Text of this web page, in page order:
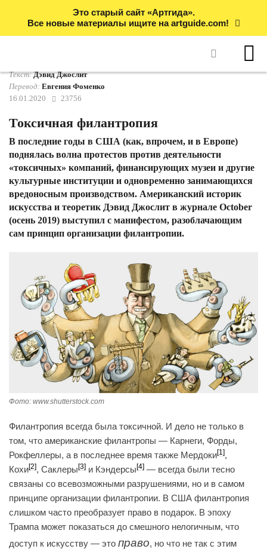
Это старый сайт «Артгида».
Все новые материалы ищите на artguide.com!
Текст:Дэвид Джослит
Перевод: Евгения Фоменко
16.01.2020
23756
Токсичная филантропия
В последние годы в США (как, впрочем, и в Европе)
поднялась волна протестов против деятельности
«токсичных» компаний, финансирующих музеи и другие
культурные институции и одновременно занимающихся
вредоносным производством. Американский историк
искусства и теоретик Дэвид Джослит в журнале October
(осень 2019) выступил с манифестом, разоблачающим
сам принцип организации филантропии.
Фото: www.shutterstock.com
Филантропия всегда была токсичной. И дело не только в
том, что американские филантропы — Карнеги, Форды,
Рокфеллеры, а в последнее время также Мердоки[1],
Кохи[2], Саклеры[3] и Кэндерсы[4] — всегда были тесно
связаны со всевозможными разрушениями, но и в самом
принципе организации филантропии. В США филантропия
слишком часто преобразует право в подарок. В эпоху
Трампа может показаться до смешного нелогичным, что
доступ к искусству — это право, но что не так с этим